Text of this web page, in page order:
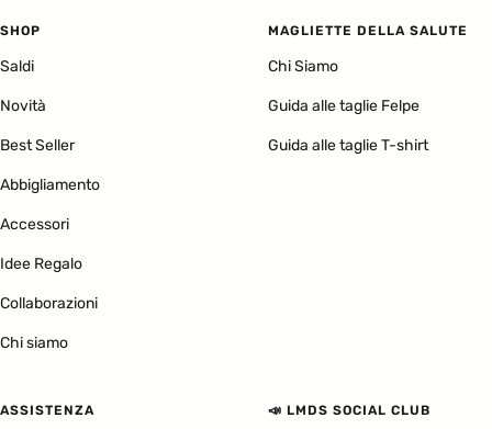
SHOP
Saldi
Novità
Best Seller
Abbigliamento
Accessori
Idee Regalo
Collaborazioni
Chi siamo
MAGLIETTE DELLA SALUTE
Chi Siamo
Guida alle taglie Felpe
Guida alle taglie T-shirt
ASSISTENZA 📣 LMDS SOCIAL CLUB